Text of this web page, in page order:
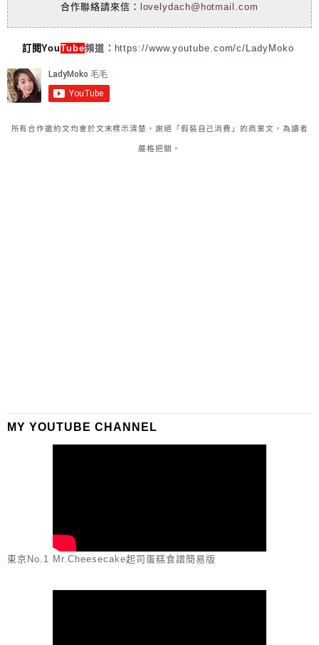
合作聯絡請來信： lovelydach@hotmail.com
訂閱YouTube頻道： https://www.youtube.com/c/LadyMoko
所有合作邀約文均會於文末標示清楚，謝絕「假裝自己消費」的商業文，為讀者
嚴格把關。
MY YOUTUBE CHANNEL
東京No.1 Mr.Cheesecake起司蛋糕食譜簡易版